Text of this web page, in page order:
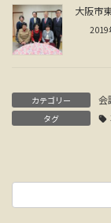
大阪市
2019
カテゴリー 会
タグ